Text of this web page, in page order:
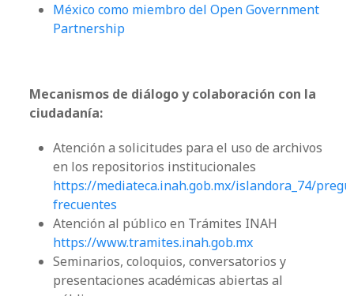
México como miembro del Open Government
Partnership
Mecanismos de diálogo y colaboración con la
ciudadanía:
Atención a solicitudes para el uso de archivos
en los repositorios institucionales
https://mediateca.inah.gob.mx/islandora_74/
frecuentes
Atención al público en Trámites INAH
https://www.tramites.inah.gob.mx
Seminarios, coloquios, conversatorios y
presentaciones académicas abiertas al